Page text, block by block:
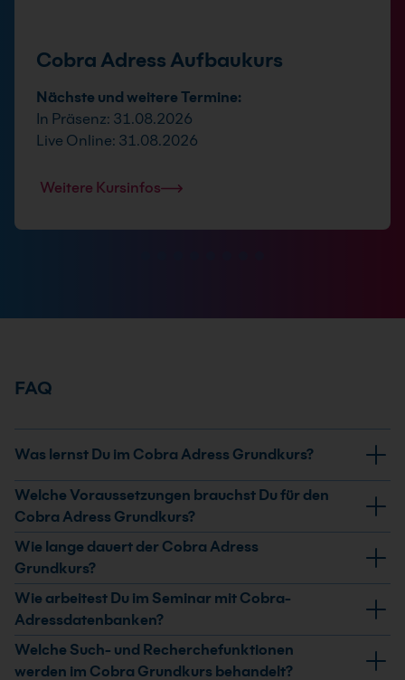
Cobra Adress Aufbaukurs
Nächste und weitere Termine:
In Präsenz: 31.08.2026
Live Online: 31.08.2026
Weitere Kursinfos
FAQ
Was lernst Du im Cobra Adress Grundkurs?
Du lernst die Grundlagen von Cobra Adress und CRM
Plus, darunter den Aufbau von Adressdatenbanken, die
Dateneingabe und Datenpflege sowie das Arbeiten in
Listen- und Formularansicht.
Welche Voraussetzungen brauchst Du für den
Cobra Adress Grundkurs?
Windows-Grundkenntnisse sind Voraussetzung für die
Teilnahme. Word-Grundkenntnisse sind hilfreich,
besonders für Briefgestaltung, Serienbriefe und die
Übergabe von Adressen an Word.
Wie lange dauert der Cobra Adress
Grundkurs?
Der Cobra Adress Grundkurs dauert 2 Tage. In dieser
Zeit werden zentrale Funktionen für Adressverwaltung,
Recherche und Korrespondenz praxisnah behandelt.
Wie arbeitest Du im Seminar mit Cobra-
Adressdatenbanken?
Du erstellst eine einfache Datenbank und übst das
Eingeben, Pflegen und Löschen von Daten. Außerdem
Welche Such- und Recherchefunktionen
werden im Cobra Grundkurs behandelt?